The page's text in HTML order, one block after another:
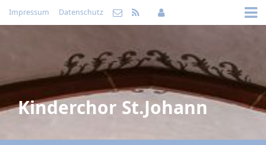
Impressum Datenschutz
Kinderchor St.Johann